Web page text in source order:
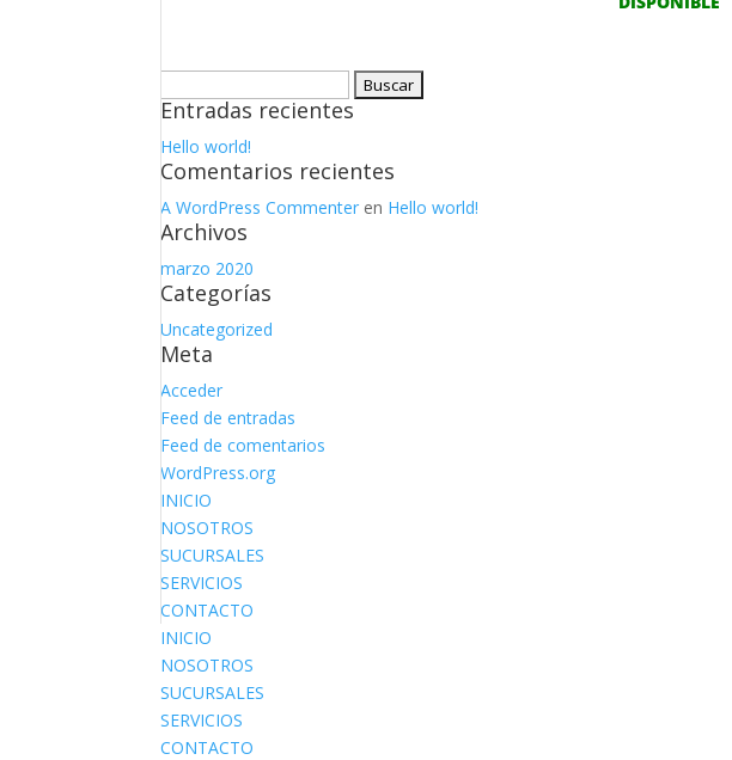
Entradas recientes
Hello world!
Comentarios recientes
A WordPress Commenter en Hello world!
Archivos
marzo 2020
Categorías
Uncategorized
Meta
Acceder
Feed de entradas
Feed de comentarios
WordPress.org
INICIO
NOSOTROS
SUCURSALES
SERVICIOS
CONTACTO
INICIO
NOSOTROS
SUCURSALES
SERVICIOS
CONTACTO